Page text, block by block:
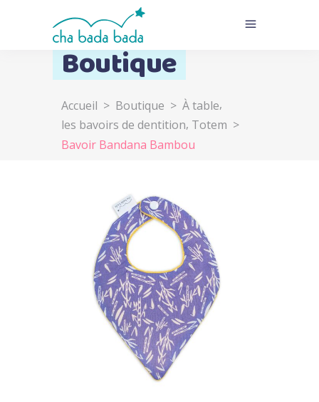
Boutique
Accueil > Boutique > À table,
les bavoirs de dentition, Totem >
Bavoir Bandana Bambou